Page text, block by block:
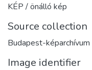
KÉP / önálló kép
Source collection
Budapest-képarchívum
Image identifier